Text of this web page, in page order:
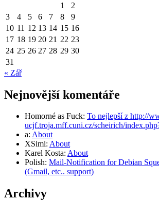
1
2
3
4 5 6 7 8
9
10 11 12 13 14 15 16
17 18 19 20 21 22 23
24 25 26 27 28 29 30
31
« Zář
Nejnovější komentáře
Homorné as Fuck: To nejlepší z http://
ucjf.troja.mff.cuni.cz/scheirich/
a: About
XSimi: About
Karel Kosta: About
Polish: Mail-Notification for Debian
(Gmail, etc.. support)
Archivy